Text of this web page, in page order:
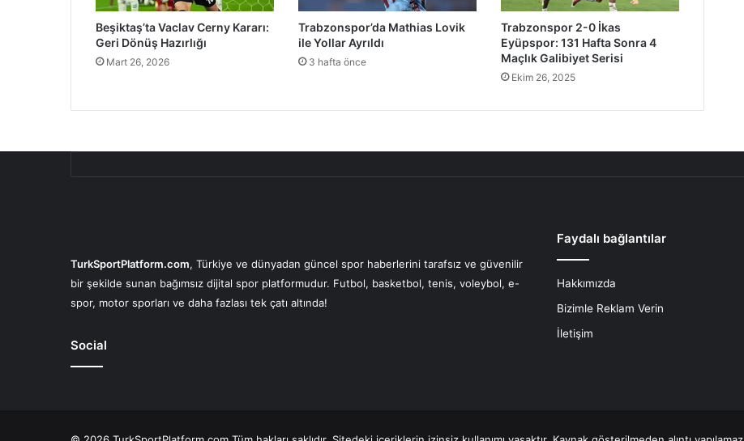
Beşiktaş’ta Vaclav Cerny Kararı:
Geri Dönüş Hazırlığı
Mart 26, 2026
Trabzonspor’da Mathias Lovik
ile Yollar Ayrıldı
3 hafta önce
Trabzonspor 2-0 İkas
Eyüpspor: 131 Hafta Sonra 4
Maçlık Galibiyet Serisi
Ekim 26, 2025
TurkSportPlatform.com, Türkiye ve dünyadan güncel spor haberlerini tarafsız ve güvenilir
bir şekilde sunan bağımsız dijital spor platformudur. Futbol, basketbol, tenis, voleybol, e-
spor, motor sporları ve daha fazlası tek çatı altında!
Social
Faydalı bağlantılar
Hakkımızda
Bizimle Reklam Verin
İletişim